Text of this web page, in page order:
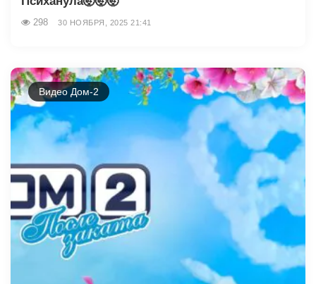
298 30 НОЯБРЯ, 2025 21:41
Видео Дом-2